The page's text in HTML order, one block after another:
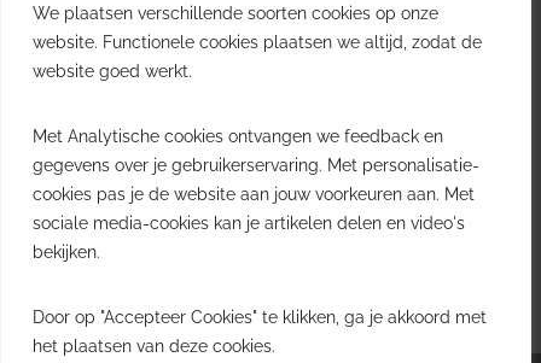
We plaatsen verschillende soorten cookies op onze
website. Functionele cookies plaatsen we altijd, zodat de
website goed werkt.
Met Analytische cookies ontvangen we feedback en
gegevens over je gebruikerservaring. Met personalisatie-
cookies pas je de website aan jouw voorkeuren aan. Met
sociale media-cookies kan je artikelen delen en video's
bekijken.
Door op "Accepteer Cookies" te klikken, ga je akkoord met
het plaatsen van deze cookies.
Job plaatsen
Gratis wekelijkse update
inzichten uit de Belgische logistieke sector in uw inbox.
Ontvang je gratis
wekelijkse update
Uitschrijven kan altijd.